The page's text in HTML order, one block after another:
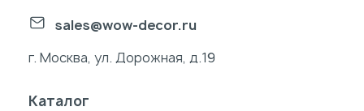
sales@wow-decor.ru
г. Москва, ул. Дорожная, д.19
Каталог